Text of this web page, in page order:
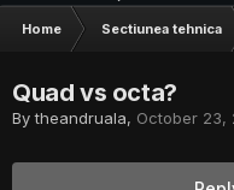
Home Sectiunea tehnica
Quad vs octa?
Bytheandruala, October 23,